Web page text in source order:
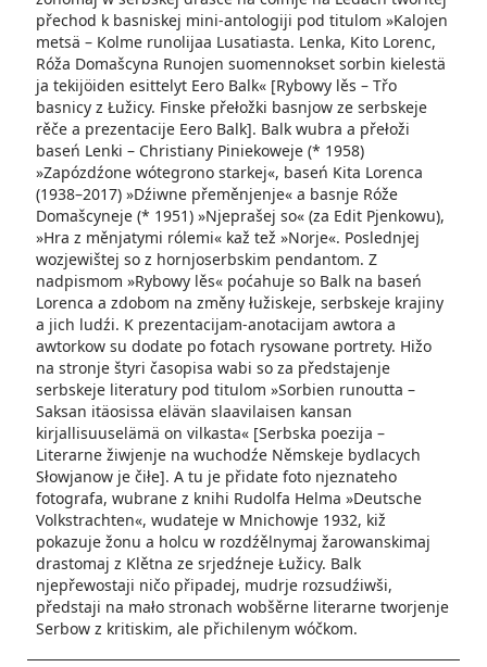
přechod k basniskej mini-antolo­giji pod titulom »Kalojen
metsä – Kolme runolijaa Lusatiasta. Lenka, Kito Lorenc,
Róža Domašcyna Runojen suomennokset sorbin kielestä
ja tekijöiden esittelyt Eero Balk« [Rybowy lěs – Třo
basnicy z Łužicy. Finske přełožki basnjow ze serbskeje
rěče a prezentacije Eero Balk]. Balk wubra a přełoži
baseń Lenki – Christiany Piniekoweje (* 1958)
»Zapózdźone wótegrono starkej«, baseń Kita Lorenca
(1938–2017) »Dźiwne přeměnjenje« a basnje Róže
Domaš­cyneje (* 1951) »Njeprašej so« (za Edit Pjenkowu),
»Hra z měnjatymi rólemi« kaž tež »Norje«. Poslednjej
wozjewištej so z hornjoserbskim pendantom. Z
nadpismom »Rybowy lěs« poćahuje so Balk na baseń
Lorenca a zdobom na změny łužiskeje, serbskeje krajiny
a jich ludźi. K prezentacijam-anotacijam awtora a
awtorkow su dodate po fotach rysowane portrety. Hižo
na stronje štyri časopisa wabi so za předstajenje
serbskeje literatury pod titulom »Sorbien runoutta –
Saksan itäosissa elävän slaavilaisen kansan
kirjallisuuselämä on vilkasta« [Serbska poezija –
Literarne žiwjenje na wuchodźe Němskeje bydlacych
Słowjanow je čiłe]. A tu je přidate foto njeznateho
fotografa, wubrane z knihi Rudolfa Helma »Deutsche
Volkstrachten«, wudateje w Mnichowje 1932, kiž
pokazuje žonu a holcu w rozdźělnymaj žarowanskimaj
drastomaj z Klětna ze srjedźneje Łužicy. Balk
njepřewostaji ničo připadej, mudrje rozsudźiwši,
předstaji na mało stronach wobšěrne literarne tworjenje
Serbow z kritiskim, ale přichilenym wóč­kom.